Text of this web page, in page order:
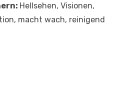
Hellsehen, Visionen,
macht wach, reinigend